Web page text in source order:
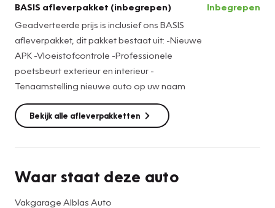
-Professionele poetsbeurt exterieur en interieur
-Tenaamstelling nieuwe auto op uw naam
Wij adviseren u bij aanschaf van deze occasion te kiezen
voor ons BOVAG afleverpakket á €695. Zo voorkomt u
nare verrassingen achteraf en bent u verzekerd van een
perfect afgeleverde auto!
-Complete kwaliteitscontrole
BASIS afleverpakket (inbegrepen)
Geadverteerde prijs is inclusief ons BASIS
afleverpakket, dit pakket bestaat uit: -Nieuwe
APK -Vloeistofcontrole -Professionele
poetsbeurt exterieur en interieur -
Tenaamstelling nieuwe auto op uw naam
Inbegrepen
Bekijk alle afleverpakketten
Waar staat deze auto
Vakgarage Alblas Auto